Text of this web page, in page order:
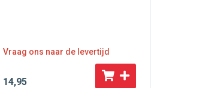
Vraag ons naar de levertijd
14,95